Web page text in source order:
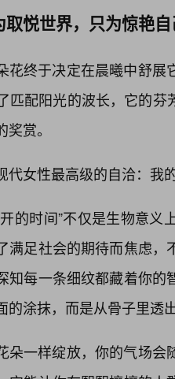
取悦世界，只为惊艳
花终于决定在晨曦中舒
匹配阳光的波长，它的
赏。
代女性最高级的自洽：我
的时间”不仅是生物意
满足社会的期待而焦虑
知每一条细纹都藏着你
的涂抹，而是从骨子里透
朵一样绽放，你的气场